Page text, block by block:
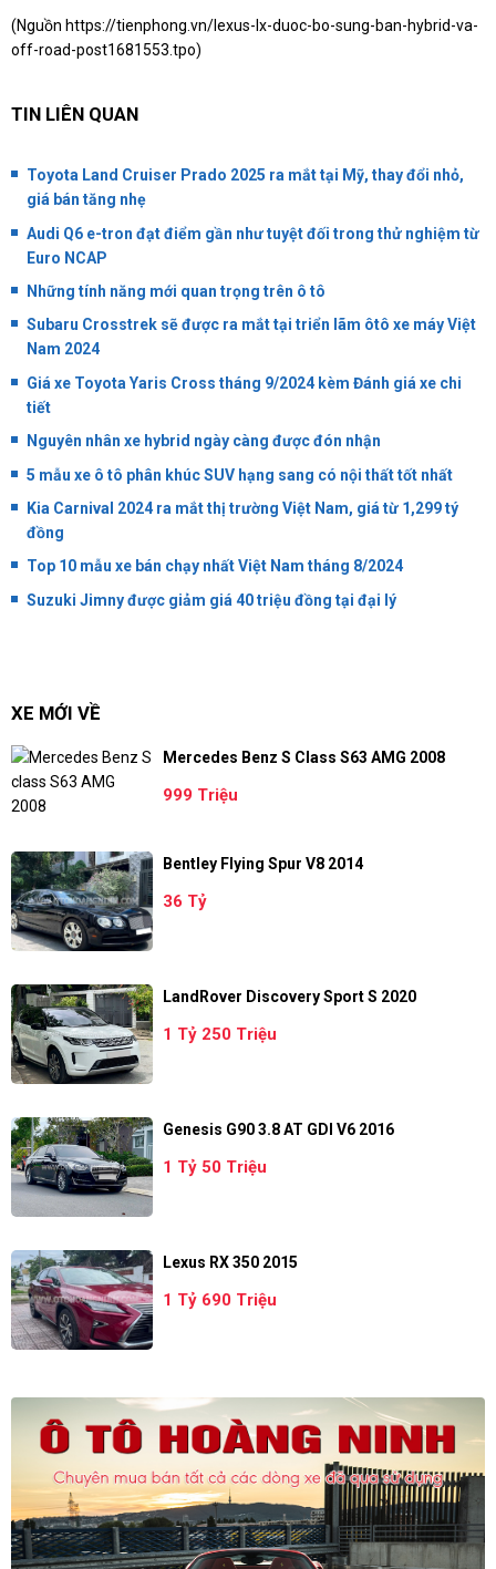
(Nguồn https://tienphong.vn/lexus-lx-duoc-bo-sung-ban-hybrid-va-
off-road-post1681553.tpo)
TIN LIÊN QUAN
Toyota Land Cruiser Prado 2025 ra mắt tại Mỹ, thay đổi nhỏ,
giá bán tăng nhẹ
Audi Q6 e-tron đạt điểm gần như tuyệt đối trong thử nghiệm từ
Euro NCAP
Những tính năng mới quan trọng trên ô tô
Subaru Crosstrek sẽ được ra mắt tại triển lãm ôtô xe máy Việt
Nam 2024
Giá xe Toyota Yaris Cross tháng 9/2024 kèm Đánh giá xe chi
tiết
Nguyên nhân xe hybrid ngày càng được đón nhận
5 mẫu xe ô tô phân khúc SUV hạng sang có nội thất tốt nhất
Kia Carnival 2024 ra mắt thị trường Việt Nam, giá từ 1,299 tý
đồng
Top 10 mẫu xe bán chạy nhất Việt Nam tháng 8/2024
Suzuki Jimny được giảm giá 40 triệu đồng tại đại lý
XE MỚI VỀ
Mercedes Benz S Class S63 AMG 2008
999 Triệu
Bentley Flying Spur V8 2014
36 Tỷ
LandRover Discovery Sport S 2020
1 Tỷ 250 Triệu
Genesis G90 3.8 AT GDI V6 2016
1 Tỷ 50 Triệu
Lexus RX 350 2015
1 Tỷ 690 Triệu